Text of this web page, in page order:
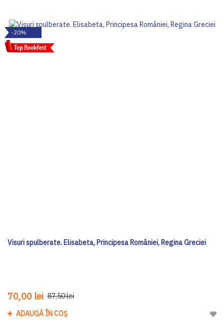
-20%
Visuri spulberate. Elisabeta, Principesa României, Regina Greciei
70,00 lei 87,50 lei
ADAUGĂ ÎN COȘ